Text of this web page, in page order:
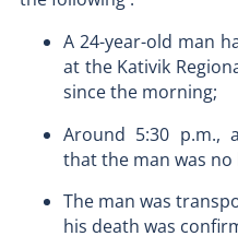
A 24-year-old man
at the Kativik
since the morning;
Around 5:30 p.m.,
that the man was
The man was
his death was